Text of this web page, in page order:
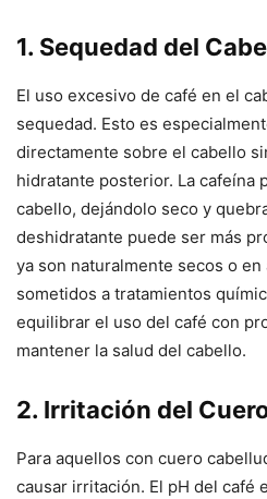
1. Sequedad del
El uso excesivo de café en el
sequedad. Esto es
directamente sobre el cabello
hidratante posterior. La cafeína
cabello, dejándolo seco y
deshidratante puede ser más
ya son naturalmente secos o
sometidos a tratamientos
equilibrar el uso del café con
mantener la salud del cabello.
2. Irritación del
Para aquellos con cuero
causar irritación. El pH del café